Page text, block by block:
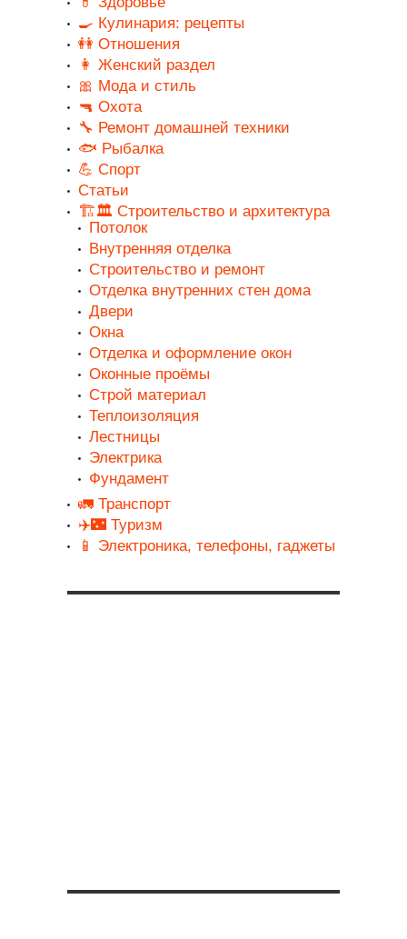
🍳 Кулинария: рецепты
👭 Отношения
👩 Женский раздел
🎀 Мода и стиль
🔫 Охота
🔧 Ремонт домашней техники
🐟 Рыбалка
💪 Спорт
Статьи
🏗️🏛️ Строительство и архитектура
Потолок
Внутренняя отделка
Строительство и ремонт
Отделка внутренних стен дома
Двери
Окна
Отделка и оформление окон
Оконные проёмы
Строй материал
Теплоизоляция
Лестницы
Электрика
Фундамент
🚛 Транспорт
✈️🌃 Туризм
📱 Электроника, телефоны, гаджеты